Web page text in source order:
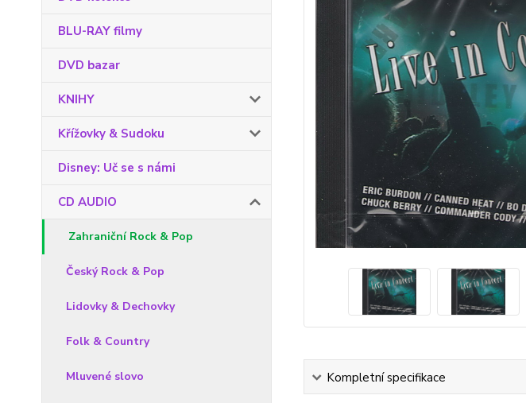
BLU-RAY filmy
DVD bazar
KNIHY
Křížovky & Sudoku
Disney: Uč se s námi
CD AUDIO
Zahraniční Rock & Pop
Český Rock & Pop
Lidovky & Dechovky
Folk & Country
Mluvené slovo Kompletní specifikace